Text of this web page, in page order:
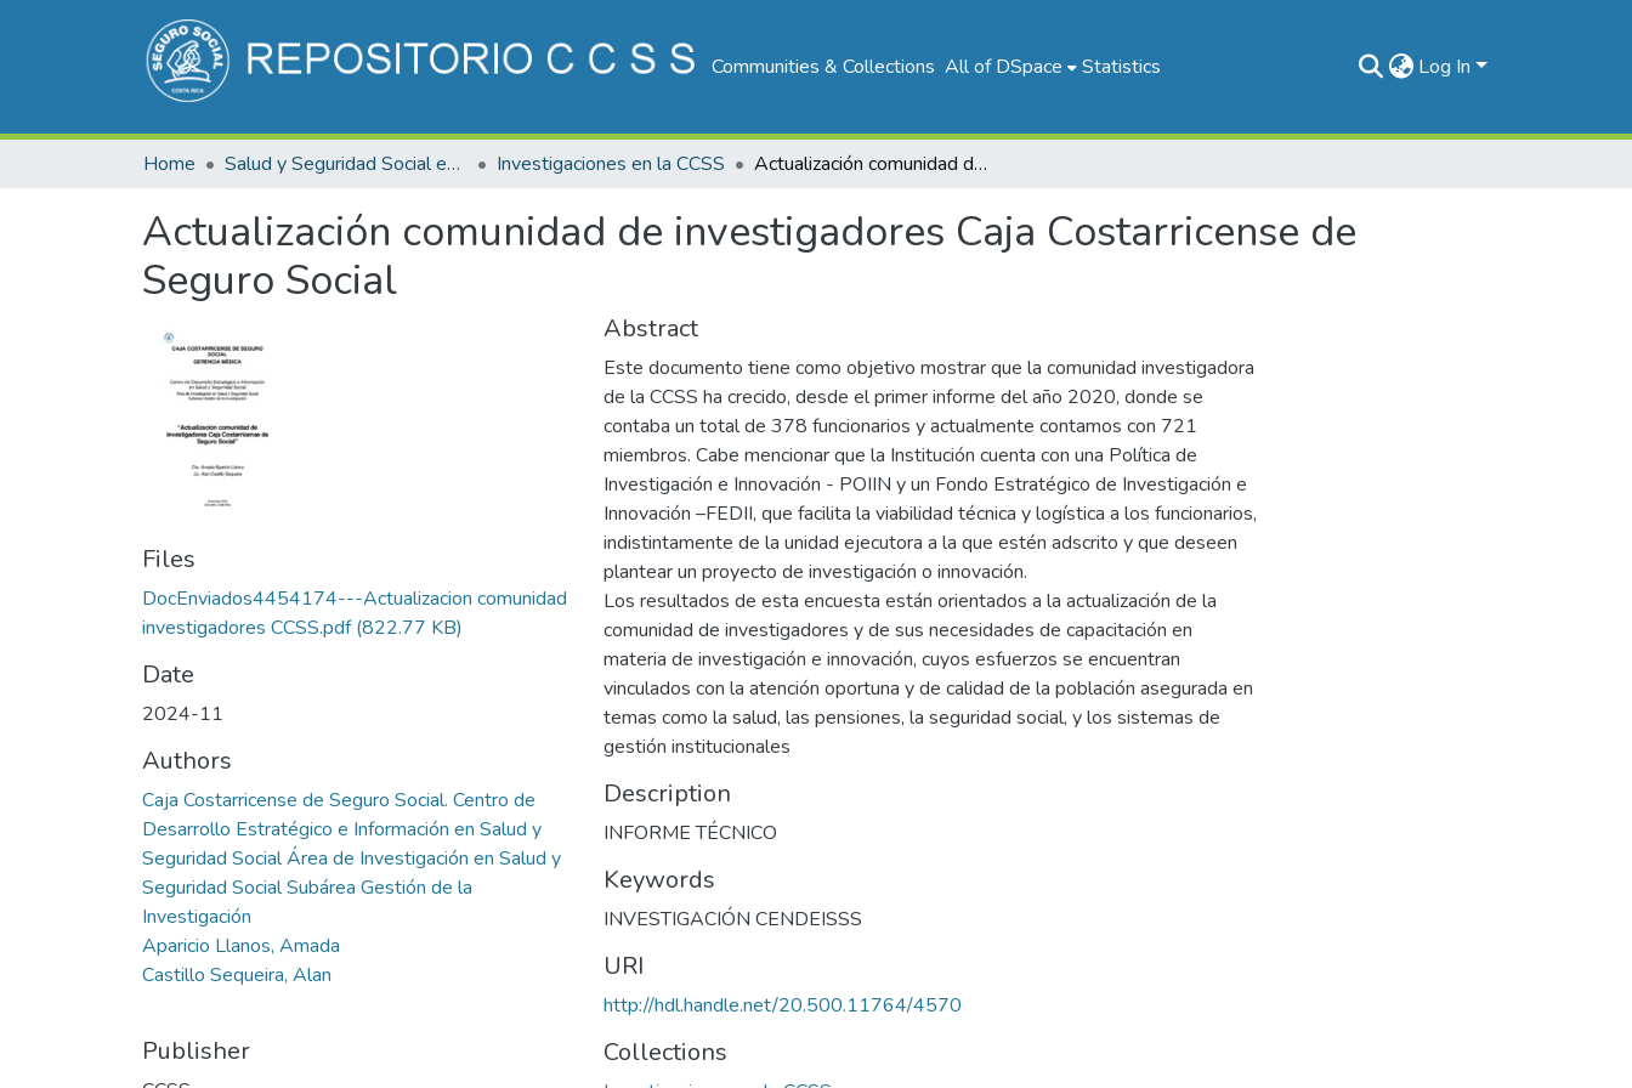
Communities & Collections All of DSpace Statistics Log In
Home Salud y Seguridad Social en Costa Rica Investigaciones en la CCSS Actualización comunidad de investigadores Caja Costarricense de Seguro Social
Actualización comunidad de investigadores Caja Costarricense de
Seguro Social
Files
DocEnviados4454174---Actualizacion comunidad
investigadores CCSS.pdf(822.77 KB)
Date
2024-11
Authors
Caja Costarricense de Seguro Social. Centro de
Desarrollo Estratégico e Información en Salud y
Seguridad Social Área de Investigación en Salud y
Seguridad Social Subárea Gestión de la
Investigación
Aparicio Llanos, Amada
Castillo Sequeira, Alan
Publisher
Abstract
Este documento tiene como objetivo mostrar que la comunidad investigadora
de la CCSS ha crecido, desde el primer informe del año 2020, donde se
contaba un total de 378 funcionarios y actualmente contamos con 721
miembros. Cabe mencionar que la Institución cuenta con una Política de
Investigación e Innovación - POIIN y un Fondo Estratégico de Investigación e
Innovación –FEDII, que facilita la viabilidad técnica y logística a los funcionarios,
indistintamente de la unidad ejecutora a la que estén adscrito y que deseen
plantear un proyecto de investigación o innovación.
Los resultados de esta encuesta están orientados a la actualización de la
comunidad de investigadores y de sus necesidades de capacitación en
materia de investigación e innovación, cuyos esfuerzos se encuentran
vinculados con la atención oportuna y de calidad de la población asegurada en
temas como la salud, las pensiones, la seguridad social, y los sistemas de
gestión institucionales
Description
INFORME TÉCNICO
Keywords
INVESTIGACIÓN CENDEISSS
URI
http://hdl.handle.net/20.500.11764/4570
Collections